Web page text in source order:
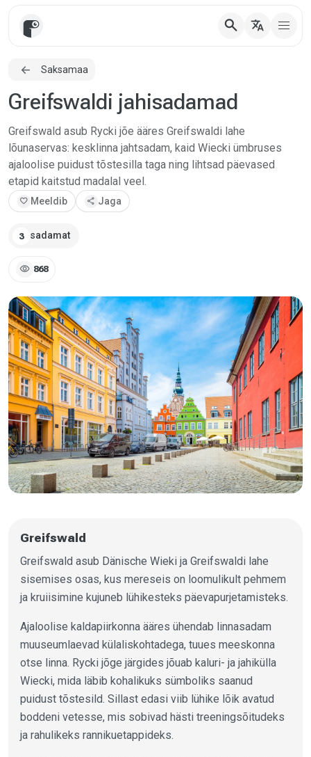
search translate
Saksamaa
Greifswaldi jahisadamad
Greifswald asub Rycki jõe ääres Greifswaldi lahe
lõunaservas: kesklinna jahtsadam, kaid Wiecki ümbruses
ajaloolise puidust tõstesilla taga ning lihtsad päevased
etapid kaitstud madalal veel.
favorite Meeldib share Jaga
3 sadamat
visibility 868
Greifswald
Greifswald asub Dänische Wieki ja Greifswaldi lahe
sisemises osas, kus mereseis on loomulikult pehmem
ja kruiisimine kujuneb lühikesteks päevapurjetamisteks.
Ajaloolise kaldapiirkonna ääres ühendab linnasadam
muuseumlaevad külaliskohtadega, tuues meeskonna
otse linna. Rycki jõge järgides jõuab kaluri- ja jahikülla
Wiecki, mida läbib kohalikuks sümboliks saanud
puidust tõstesild. Sillast edasi viib lühike lõik avatud
boddeni vetesse, mis sobivad hästi treeningsõitudeks
ja rahulikeks rannikuetappideks.